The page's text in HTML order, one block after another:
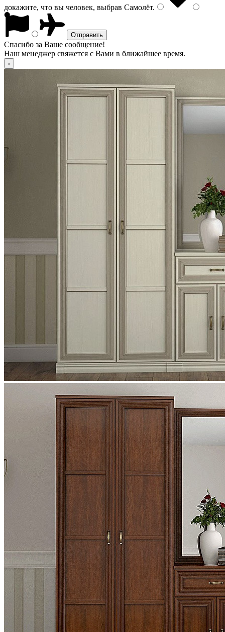
докажите, что вы человек, выбрав Самолёт.
Спасибо за Ваше сообщение!
Наш менеджер свяжется с Вами в ближайшее время.